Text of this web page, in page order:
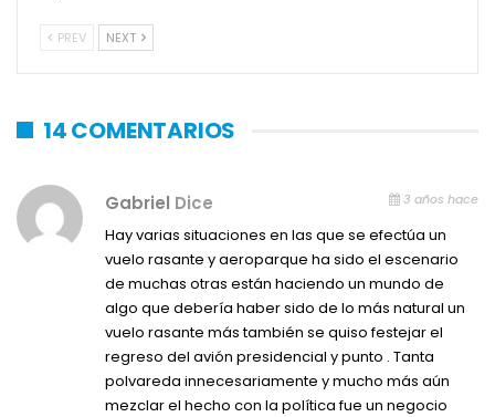
PREV NEXT
14 COMENTARIOS
Gabriel Dice 3 años hace
Hay varias situaciones en las que se efectúa un
vuelo rasante y aeroparque ha sido el escenario
de muchas otras están haciendo un mundo de
algo que debería haber sido de lo más natural un
vuelo rasante más también se quiso festejar el
regreso del avión presidencial y punto . Tanta
polvareda innecesariamente y mucho más aún
mezclar el hecho con la política fue un negocio